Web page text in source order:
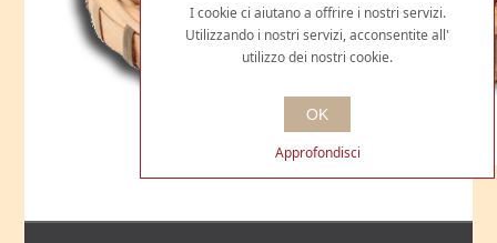
I cookie ci aiutano a offrire i nostri servizi.
Utilizzando i nostri servizi, acconsentite all'
utilizzo dei nostri cookie.
OK
Approfondisci